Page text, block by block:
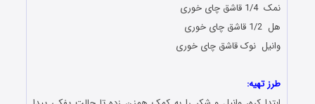
نمک 1/4 قاشق چای خوری
هل 1/2 قاشق چای خوری
وانیل نوک قاشق چای خوری
طرز تهیه: